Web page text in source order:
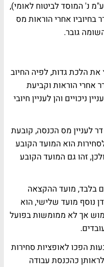
נ' המוסד לביטוח לאומי),
בחיוביו אחרי הוראות מס
גובר.
את הלכת גדות, לפיה החיוב
אחרי הוראות וקביעת
ניכויים והן לעניין חיובי
לעניין מס הכנסה, קובעת
הוא המועד הקובע
זהו גם המועד הקובע
בלבד, מועד ההקצאה
נוסף מועד שלישי, הוא
אך לא ממומשות בפועל
הפכו לאופציות סחירות
זה יש לראותן כהכנסת עבודה